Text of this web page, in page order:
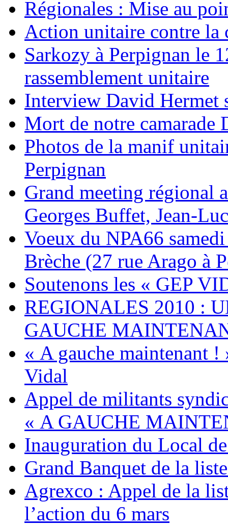
Régionales : Mise au
Action unitaire contre la
Sarkozy à Perpignan le
rassemblement unitaire
Interview David Hermet
Mort de notre camarade
Photos de la manif
Perpignan
Grand meeting régional
Georges Buffet, Jean-
Voeux du NPA66
Brèche (27 rue Arago à
Soutenons les « GEP
REGIONALES 2010 :
GAUCHE
« A gauche maintenant !
Vidal
Appel de militants
« A GAUCHE
Inauguration du Local
Grand Banquet de la
Agrexco : Appel de la
l’action du 6 mars